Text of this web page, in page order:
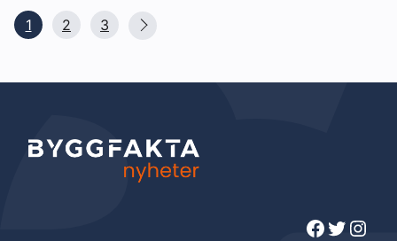
1 2 3
Facebook Twitter Instagram